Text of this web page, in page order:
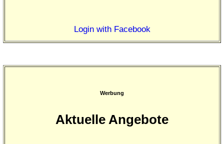
Login with Facebook
Werbung
Aktuelle Angebote